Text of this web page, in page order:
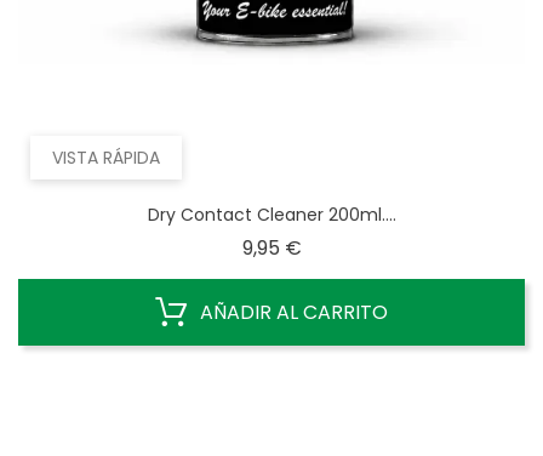
VISTA RÁPIDA
Dry Contact Cleaner 200ml....
9,95 €Precio
AÑADIR AL CARRITO